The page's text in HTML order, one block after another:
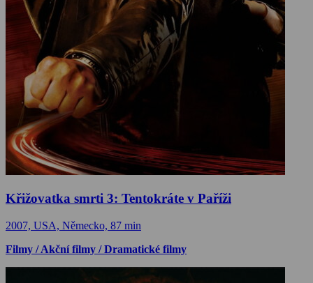
Křižovatka smrti 3: Tentokráte v Paříži
2007, USA, Německo, 87 min
Filmy / Akční filmy / Dramatické filmy